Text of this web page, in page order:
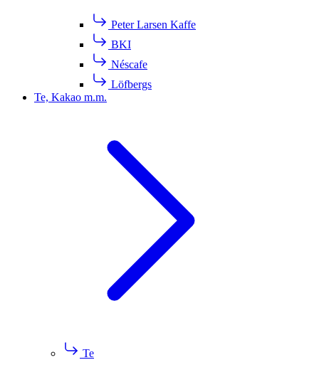
Peter Larsen Kaffe
BKI
Néscafe
Löfbergs
Te, Kakao m.m.
Te